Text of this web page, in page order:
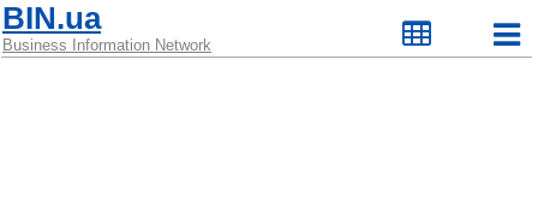
BIN.ua
Business Information Network